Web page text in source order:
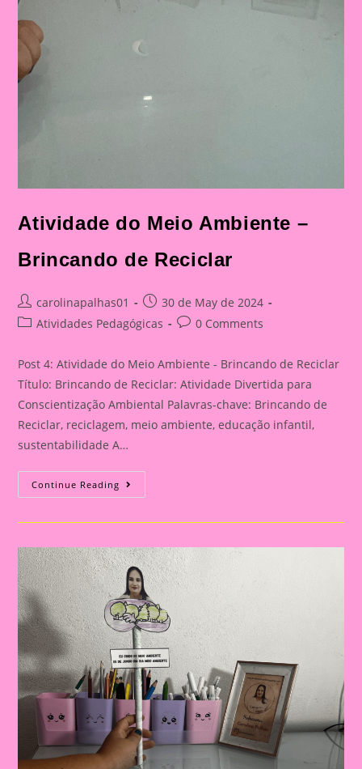
Atividade do Meio Ambiente –
Brincando de Reciclar
Post
author:
carolinapalhas01
Post
published:
30 de May de 2024
PostAtividades Pedagógicas
Post0 Comments
Post 4: Atividade do Meio Ambiente - Brincando de Reciclar
Título: Brincando de Reciclar: Atividade Divertida para
Conscientização Ambiental Palavras-chave: Brincando de
Reciclar, reciclagem, meio ambiente, educação infantil,
sustentabilidade A…
Continue Reading Atividade
Do
Ambiente
De
Reciclar